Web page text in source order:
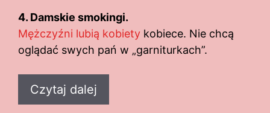
4. Damskie smokingi.
Mężczyźni lubią kobiety kobiece. Nie chcą
oglądać swych pań w „garniturkach”.
Czytaj dalej